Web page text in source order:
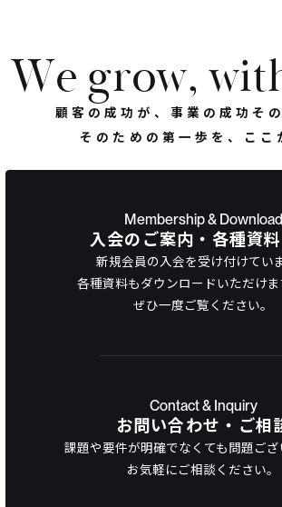
We grow, wit
顧客の成功が、事業の成功そ
そのための第一歩を、ここ
Membership & Download
入会のご案内・各種資
新規会員の入会を受け付けていま
各種資料もダウンロードいただけま
ぜひ一度ご覧ください。
Contact & Inquiry
お問い合わせ・ご相
課題や要件が明確でなくても問題ござ
お気軽にご相談ください。